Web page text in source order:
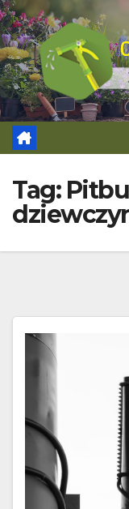
Skip
to
content
Tag: